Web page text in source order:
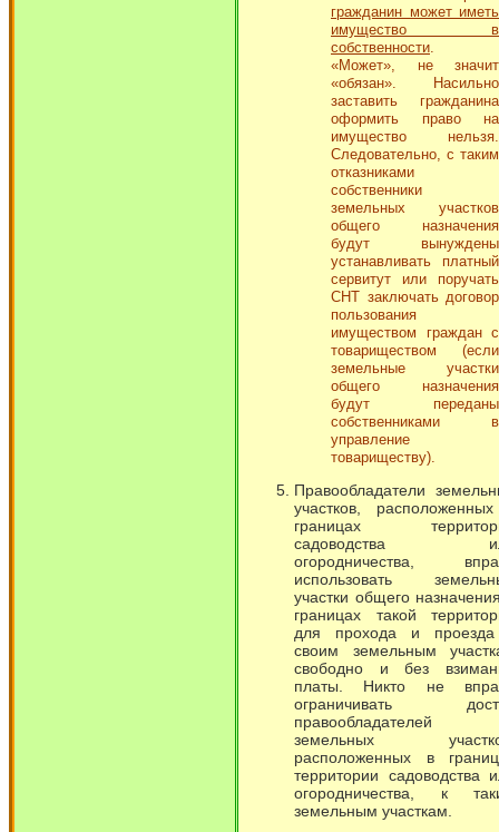
гражданин может иметь
имущество в
собственности
«Может», не значит
«обязан». Насильно
заставить гражданина
оформить право на
имущество нельзя.
Следовательно, с таким
отказниками
собственники
земельных участков
общего назначения
будут вынуждены
устанавливать платный
сервитут или поручать
СНТ заключать договор
пользования
имуществом граждан с
товариществом (если
земельные участки
общего назначения
будут переданы
собственниками в
управление
товариществу).
Правообладатели
участков,
границах
садоводства
огородничества,
использовать
участки общего
границах такой
для прохода и
своим земельным
свободно и без
платы. Никто не
ограничивать
правообладателей
земельных
расположенных в
территории садоводства
огородничества, к
земельным участкам.